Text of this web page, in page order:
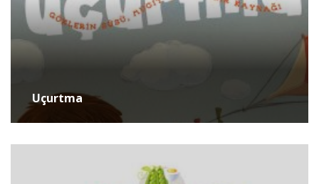
Uçurtma